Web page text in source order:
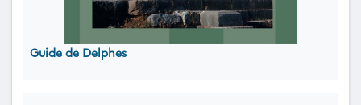
Guide de Delphes